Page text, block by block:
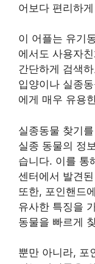
어보다 편리하
이 어플는 유기
에서도 사용자
간단하게 검색
입양이나 실종
에게 매우 유용
실종동물 찾기
실종 동물의 정
습니다. 이를 통
센터에서 발견
또한, 포인핸드
유사한 특징을
동물을 빠르게
뿐만 아니라, 포